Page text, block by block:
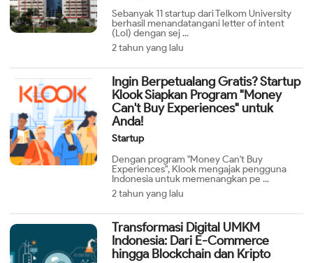
Sebanyak 11 startup dari Telkom University
berhasil menandatangani letter of intent
(LoI) dengan sej ...
2 tahun yang lalu
Ingin Berpetualang Gratis? Startup
Klook Siapkan Program "Money
Can't Buy Experiences" untuk
Anda!
Startup
Dengan program "Money Can't Buy
Experiences", Klook mengajak pengguna
Indonesia untuk memenangkan pe ...
2 tahun yang lalu
Transformasi Digital UMKM
Indonesia: Dari E-Commerce
hingga Blockchain dan Kripto